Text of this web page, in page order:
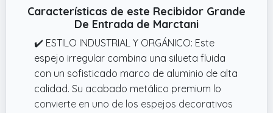
Características de este Recibidor Grande
De Entrada de Marctani
✔️ ESTILO INDUSTRIAL Y ORGÁNICO: Este
espejo irregular combina una silueta fluida
con un sofisticado marco de aluminio de alta
calidad. Su acabado metálico premium lo
convierte en uno de los espejos decorativos